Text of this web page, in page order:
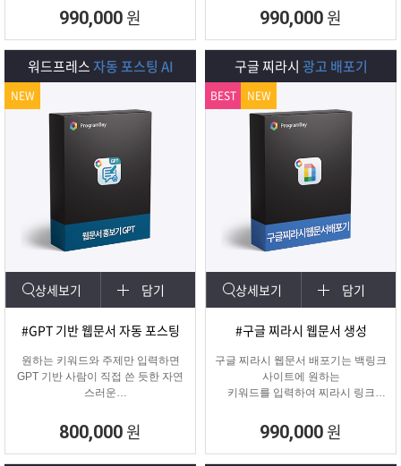
의
이
지
너
록시) 타입을 선택하여 실제 방문 유
입을 일으키는 효과로 사이트를 활성
화하는 프로그램
990,000 원 990,000 원
워드프레스자동 포스팅 AI
상세보기 담기
#GPT 기반 웹문서 자동 포스팅
원하는 키워드와 주제만 입력하면
GPT 기반 사람이 직접 쓴 듯한 자연
스러운
다.
콘텐츠 마케터, 기업들이 홍보하기에
적합한 마케팅 프로그램 입니다.
800,000 원
NEW
구글 찌라시 광고 배포기
상세보기 담기
#구글 찌라시 웹문서 생성
구글 찌라시 웹문서 배포기는 백링크
사이트에 원하는
키워드를 입력하여 찌라시 링크
키워드를 등록해주는 프로그램입니
다.
텔레그램 등 아이디 입력으로 문의건
990,000 원
BEST NEW